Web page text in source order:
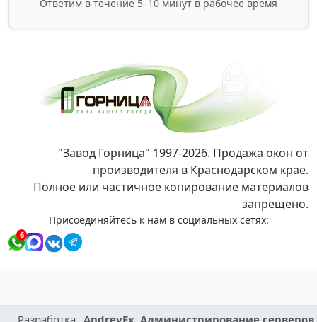
Ответим в течение 5–10 минут в рабочее время
"Завод Горница" 1997-2026. Продажа окон от
производителя в Краснодарском крае.
Полное или частичное копирование материалов
запрещено.
Присоединяйтесь к нам в социальных сетях:
6